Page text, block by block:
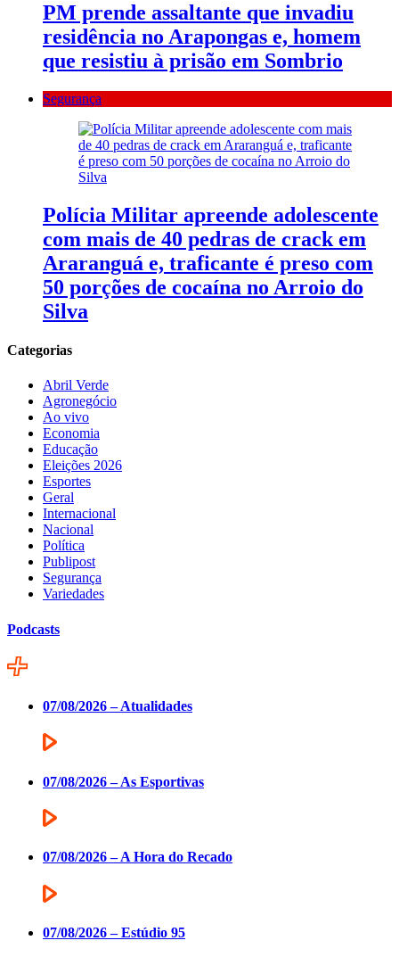
PM prende assaltante que invadiu
residência no Arapongas e, homem
que resistiu à prisão em Sombrio
Segurança
Polícia Militar apreende adolescente
com mais de 40 pedras de crack em
Araranguá e, traficante é preso com
50 porções de cocaína no Arroio do
Silva
Categorias
Abril Verde
Agronegócio
Ao vivo
Economia
Educação
Eleições 2026
Esportes
Geral
Internacional
Nacional
Política
Publipost
Segurança
Variedades
Podcasts
07/08/2026 – Atualidades
07/08/2026 – As Esportivas
07/08/2026 – A Hora do Recado
07/08/2026 – Estúdio 95